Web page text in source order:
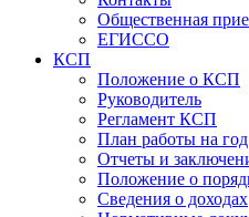
Общественная
ЕГИССО
КСП
Положение о КСП
Руководитель
Регламент КСП
План работы на год
Отчеты и
Положение о
Сведения о доходах